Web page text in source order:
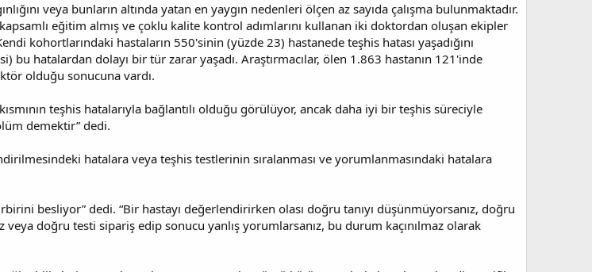
veya bunların altında yatan en yaygın nedenleri ölçen az sayıda çalışma bulunmaktadır.
eğitim almış ve çoklu kalite kontrol adımlarını kullanan iki doktordan oluşan ekipler
kohortlarındaki hastaların 550'sinin (yüzde 23) hastanede teşhis hatası yaşadığını
bu hatalardan dolayı bir tür zarar yaşadı. Araştırmacılar, ölen 1.863 hastanın 121'inde
olduğu sonucuna vardı.
teşhis hatalarıyla bağlantılı olduğu görülüyor, ancak daha iyi bir teşhis süreciyle
demektir” dedi.
hatalara veya teşhis testlerinin sıralanması ve yorumlanmasındaki hatalara
besliyor” dedi. “Bir hastayı değerlendirirken olası doğru tanıyı düşünmüyorsanız, doğru
doğru testi sipariş edip sonucu yanlış yorumlarsanız, bu durum kaçınılmaz olarak